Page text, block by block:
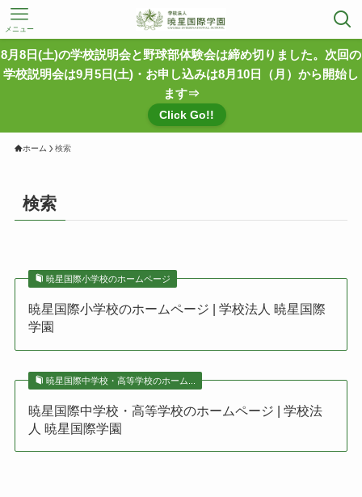
メニュー
8月8日(土)の学校説明会と野球部体験会は締め切りました。次回の
学校説明会は9月5日(土)・お申し込みは8月10日（月）から開始し
ます⇒
Click Go!!
ホーム 検索
検索
暁星国際小学校のホームページ
暁星国際小学校のホームページ | 学校法人 暁星国際
学園
暁星国際中学校・高等学校のホーム...
暁星国際中学校・高等学校のホームページ | 学校法
人 暁星国際学園